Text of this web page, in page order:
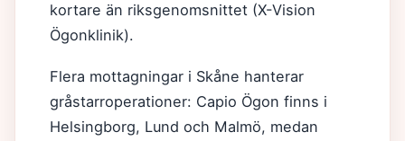
kortare än riksgenomsnittet (X-Vision
Ögonklinik).
Flera mottagningar i Skåne hanterar
gråstarroperationer: Capio Ögon finns i
Helsingborg, Lund och Malmö, medan